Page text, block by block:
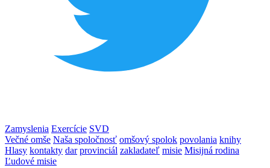
Zamyslenia Exercície SVD
Večné omše Naša spoločnosť omšový spolok povolania knihy
Hlasy kontakty dar provinciál zakladateľ misie Misijná rodina
Ľudové misie